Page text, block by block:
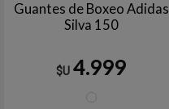
Guantes de Boxeo Adidas
Silva 150
$U 4.999